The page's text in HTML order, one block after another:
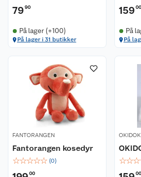
7990
På lager (+100)
På lager i 31 butikker
15900
På
På
FANTORANGEN
Fantorangen kosedyr
☆☆☆☆☆ (0)
00
☆☆☆
00
Våre butikker
Våre merkevarer
Ledige stillinger
Kontakt oss
Angre- og returrett
Reklamasjon og garanti
Ofte stilte spørsmål
Leveringsalternativer
Åpent kjøp